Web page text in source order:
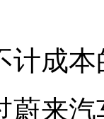
成本
来汽